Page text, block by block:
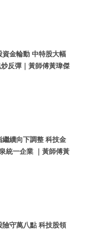
資金輪動 中特股大幅
反彈｜黃師傅黃瑋傑
繼續向下調整 科技金
統一企業 ｜黃師傅黃
險守萬八點 科技股領